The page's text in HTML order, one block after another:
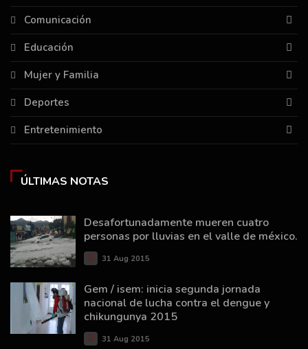
Comunicación
Educación
Mujer y Familia
Deportes
Entretenimiento
ÚLTIMAS NOTAS
Desafortunadamente mueren cuatro
personas por lluvias en el valle de méxico.
31 Aug 2015
Gem / isem: inicia segunda jornada
nacional de lucha contra el dengue y
chikungunya 2015
31 Aug 2015